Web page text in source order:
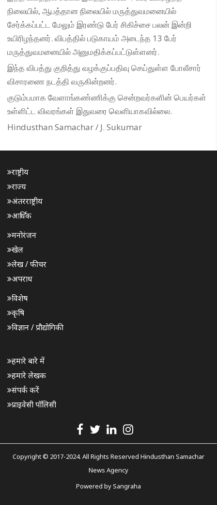
நிலையில், ஆபத்தான நிலையில் மருத்துவமனையில்
சேர்க்கப்பட்ட மேலும் இரண்டு பேர் சிகிச்சை பலன் இன்றி
உயிரிழந்தனர். விபத்தில் படுகாயம் அடைந்த 13 பேர்
மருத்துவமனையில் அனுமதிக்கப்பட்டுள்ளனர்.
இந்த விபத்து குறித்து வழக்குப்பதிவு செய்துள்ள போலீசார்
விசாரணை நடத்தி வருகின்றனர்.
குடும்பமாக வேளாங்கண்ணிக்கு சென்றவர்களின் பெயர்கள்
உள்ளிட்ட விவரங்கள் இதுவரை வெளியாகவில்லை.
Hindusthan Samachar / J. Sukumar
राष्ट्रीय
राज्य
अंतरराष्ट्रीय
आर्थिक
मनोरंजन
खेल
लेख / फीचर
अपराध
विशेष
कृषि
विज्ञान / प्रौद्योगिकी
हमारे बारे में
हमारे लेखक
संपर्क करें
प्राइवेसी पॉलिसी
Copyright © 2017-2024. All Rights Reserved Hindusthan Samachar
News Agency
Powered bySangraha